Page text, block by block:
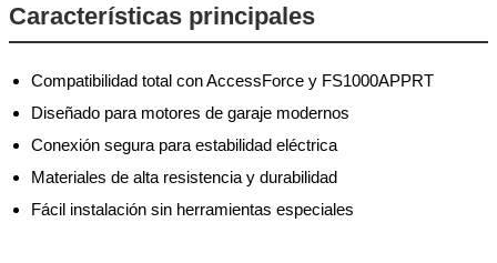
Características principales
Compatibilidad total con AccessForce y FS1000APPRT
Diseñado para motores de garaje modernos
Conexión segura para estabilidad eléctrica
Materiales de alta resistencia y durabilidad
Fácil instalación sin herramientas especiales